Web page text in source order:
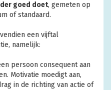
goed doet, gemeten op
of standaard.
een vijftal
namelijk:
persoon consequent aan
Motivatie moedigt aan,
in de richting van actie of